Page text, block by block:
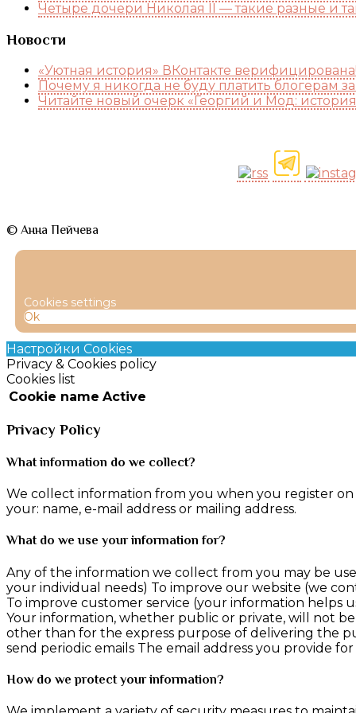
Четыре дочери Николая II — такие разные и
Новости
«Уютная история» ВКонтакте
Почему я никогда не буду платить блогерам
Читайте новый очерк «Георгий и Мод:
© Анна Пейчева
Cookies settings
Ok
Настройки Cookies
Privacy & Cookies policy
Cookies list
Cookie name Active
Privacy Policy
What information do we collect?
We collect information from you when you register
your: name, e-mail address or mailing address.
What do we use your information for?
Any of the information we collect from you may be
your individual needs) To improve our website (we
To improve customer service (your information helps
Your information, whether public or private, will not
other than for the express purpose of delivering the
send periodic emails The email address you provide
How do we protect your information?